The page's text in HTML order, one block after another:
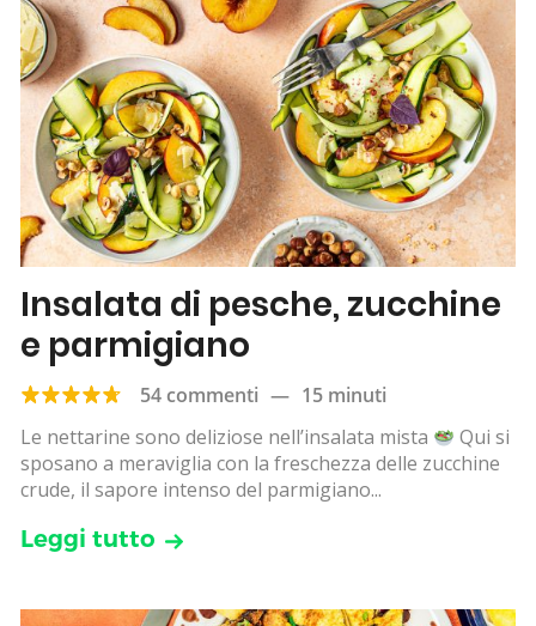
Insalata di pesche, zucchine
e parmigiano
54 commenti — 15 minuti
Le nettarine sono deliziose nell’insalata mista
Qui si
sposano a meraviglia con la freschezza delle zucchine
crude, il sapore intenso del parmigiano...
Leggi tutto